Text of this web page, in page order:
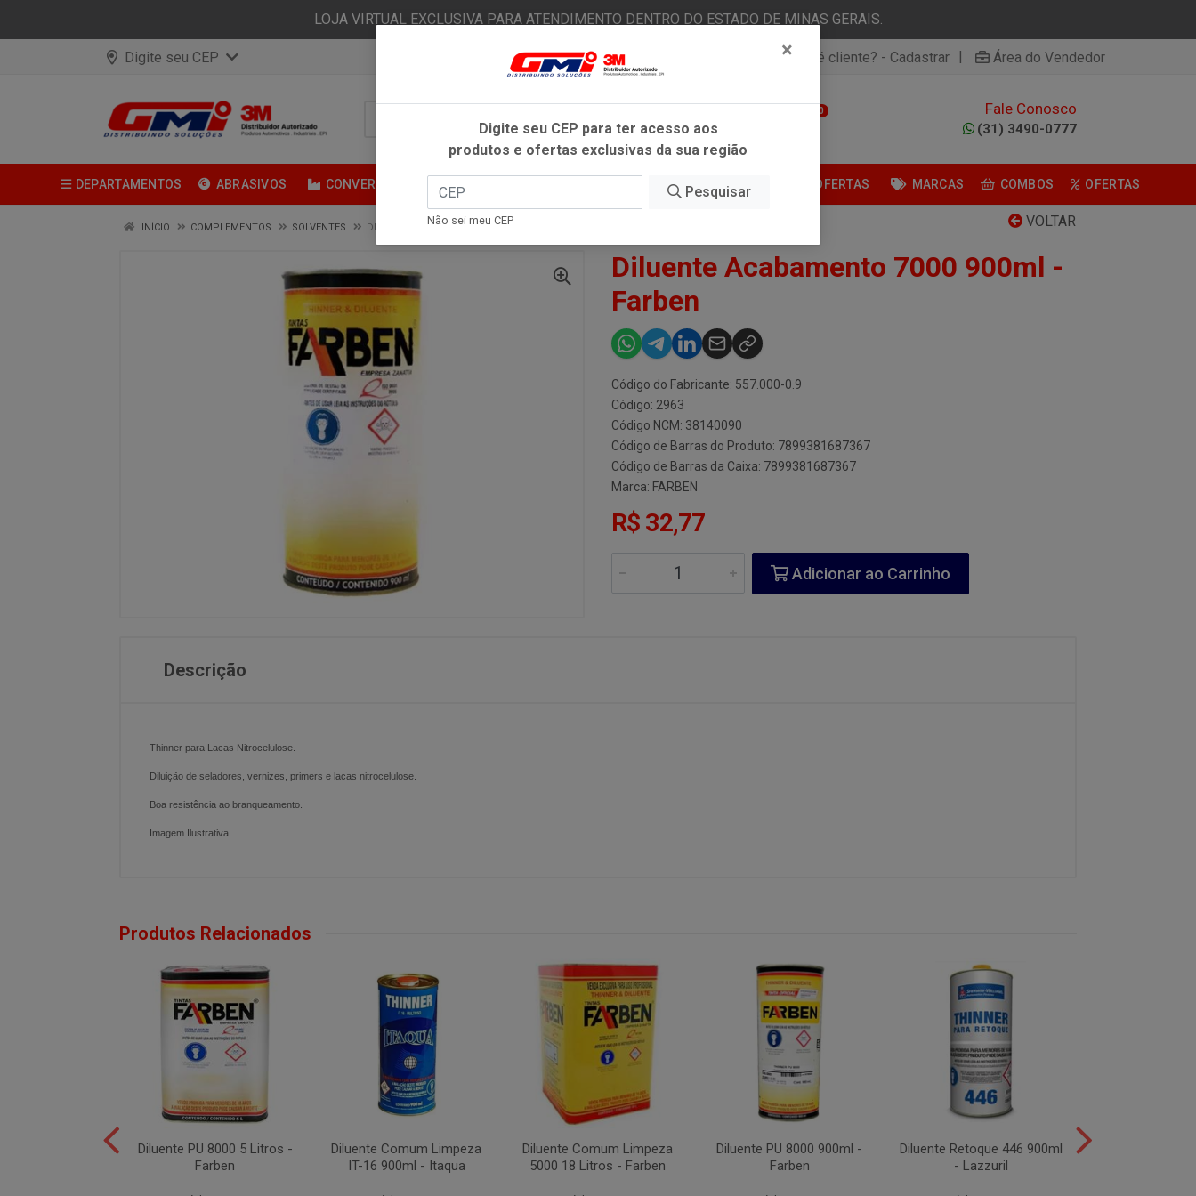
LOJA VIRTUAL EXCLUSIVA PARA ATENDIMENTO DENTRO DO ESTADO DE MINAS GERAIS.
Digite seu CEP Já é cliente? - Entrar Não é cliente? - Cadastrar | Área do Vendedor
0 Fale Conosco
(31) 3490-0777
DEPARTAMENTOS ABRASIVOS CONVERSÃO FITAS ADESIVAS ESTÉTICA AUTOMOTIVA OFERTAS MARCAS COMBOS OFERTAS
VOLTAR
INÍCIO COMPLEMENTOS SOLVENTES DILUENTE ACABAMENTO 7000 900ML - FARBEN
Diluente Acabamento 7000 900ml -
Farben
Código do Fabricante: 557.000-0.9
Código: 2963
Código NCM: 38140090
Código de Barras do Produto: 7899381687367
Código de Barras da Caixa: 7899381687367
Marca: FARBEN
R$ 32,77
Adicionar ao Carrinho
Descrição
Thinner para Lacas Nitrocelulose.
Diluição de seladores, vernizes, primers e lacas nitrocelulose.
Boa resistência ao branqueamento.
Imagem Ilustrativa.
Produtos Relacionados
Diluente PU 8000 5 Litros -
Farben
Diluente Comum Limpeza
IT-16 900ml - Itaqua
Diluente Comum Limpeza
5000 18 Litros - Farben
Diluente PU 8000 900ml -
Farben
Diluente Retoque 446 900ml
- Lazzuril
×
Digite seu CEP para ter acesso aos
produtos e ofertas exclusivas da sua região
Pesquisar
Não sei meu CEP